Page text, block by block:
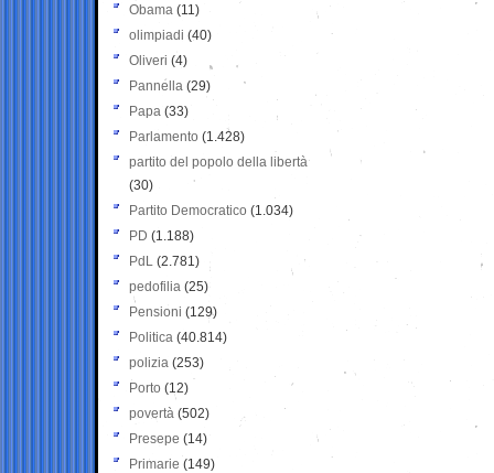
Obama (11)
olimpiadi (40)
Oliveri (4)
Pannella (29)
Papa (33)
Parlamento (1.428)
partito del popolo della libertà
(30)
Partito Democratico (1.034)
PD (1.188)
PdL (2.781)
pedofilia (25)
Pensioni (129)
Politica (40.814)
polizia (253)
Porto (12)
povertà (502)
Presepe (14)
Primarie (149)